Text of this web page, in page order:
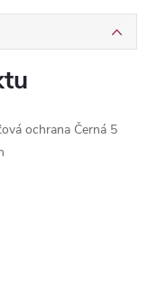
ochrana Černá 5